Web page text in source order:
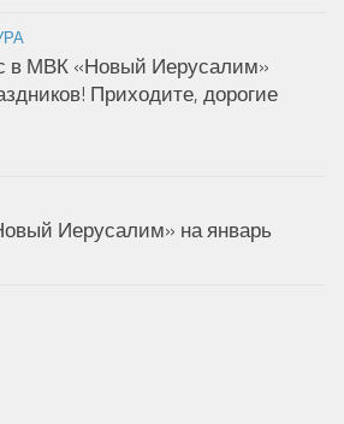
в МВК «Новый Иерусалим»
Приходите, дорогие
Иерусалим» на январь